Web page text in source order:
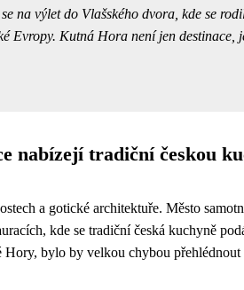
na výlet do Vlašského dvora, kde se
Evropy. Kutná Hora není jen destinace,
nabízejí tradiční českou
a gotické architektuře. Město
kde se tradiční česká kuchyně
bylo by velkou chybou